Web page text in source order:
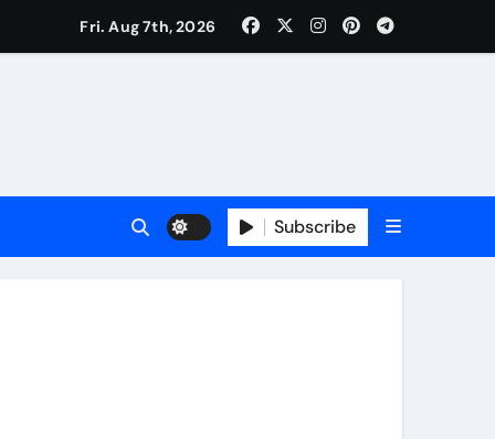
कर कार्य शुरु करवाएगीःसीनियर जीएम
Fri. Aug 7th, 2026
Subscribe